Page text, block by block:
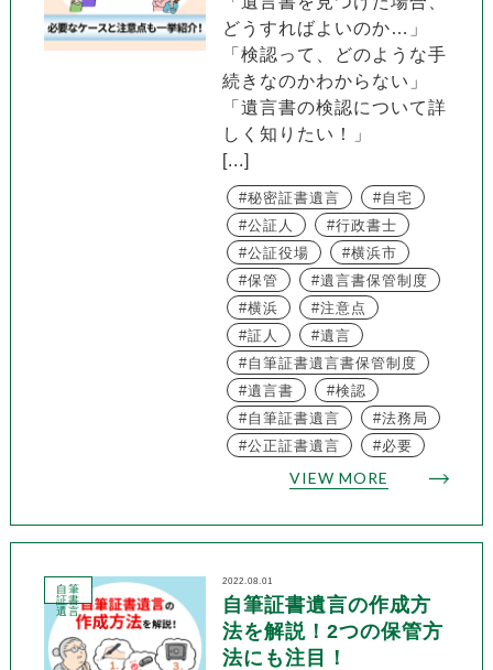
どうすればよいのか…」
「検認って、どのような手
続きなのかわからない」
「遺言書の検認について詳
しく知りたい！」
[...]
秘密証書遺言
自宅
公証人
行政書士
公証役場
横浜市
保管
遺言書保管制度
横浜
注意点
証人
遺言
自筆証書遺言書保管制度
遺言書
検認
自筆証書遺言
法務局
公正証書遺言
必要
VIEW MORE
自筆
証書
遺言
2022.08.01
自筆証書遺言の作成方
法を解説！2つの保管方
法にも注目！